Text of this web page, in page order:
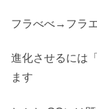
フラべべ→フラ
進化させるには
ます